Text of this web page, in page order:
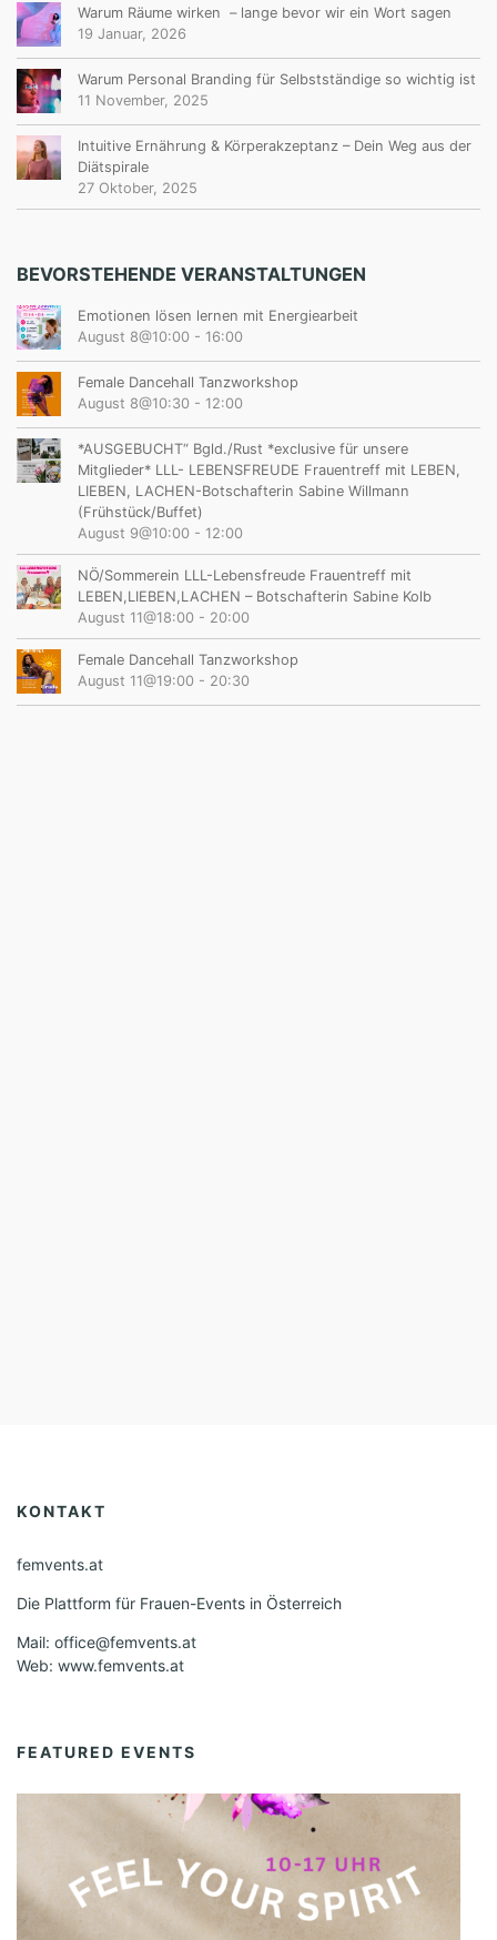
Warum Räume wirken – lange bevor wir ein Wort sagen
19 Januar, 2026
Warum Personal Branding für Selbstständige so wichtig ist
11 November, 2025
Intuitive Ernährung & Körperakzeptanz – Dein Weg aus der
Diätspirale
27 Oktober, 2025
BEVORSTEHENDE VERANSTALTUNGEN
Emotionen lösen lernen mit Energiearbeit
August 8@10:00 - 16:00
Female Dancehall Tanzworkshop
August 8@10:30 - 12:00
*AUSGEBUCHT“ Bgld./Rust *exclusive für unsere
Mitglieder* LLL- LEBENSFREUDE Frauentreff mit LEBEN,
LIEBEN, LACHEN-Botschafterin Sabine Willmann
(Frühstück/Buffet)
August 9@10:00 - 12:00
NÖ/Sommerein LLL-Lebensfreude Frauentreff mit
LEBEN,LIEBEN,LACHEN – Botschafterin Sabine Kolb
August 11@18:00 - 20:00
Female Dancehall Tanzworkshop
August 11@19:00 - 20:30
KONTAKT
femvents.at
Die Plattform für Frauen-Events in Österreich
Mail: office@femvents.at
Web: www.femvents.at
FEATURED EVENTS